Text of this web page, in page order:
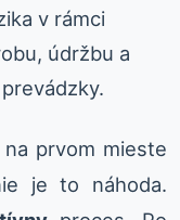
v rámci
údržbu a
prvom mieste
je to náhoda.